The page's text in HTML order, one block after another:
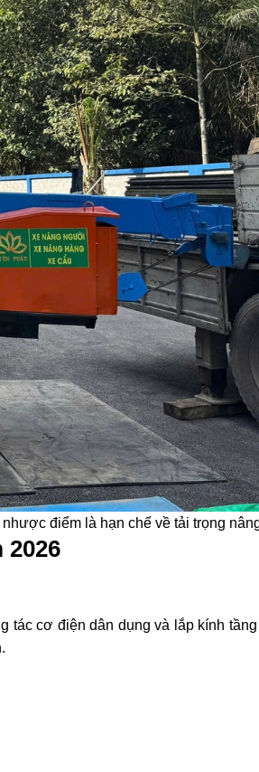
điểm là hạn chế về tải trọng
2026
tác cơ điện dân dụng và lắp kính tầng